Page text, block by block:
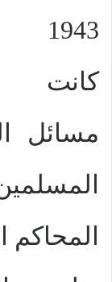
1943
كانت
مسائل